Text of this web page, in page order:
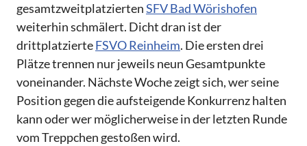
gesamtzweitplatziertenSFV Bad Wörishofen
weiterhin schmälert. Dicht dran ist der
drittplatzierteFSVO Reinheim. Die ersten drei
Plätze trennen nur jeweils neun Gesamtpunkte
voneinander. Nächste Woche zeigt sich, wer seine
Position gegen die aufsteigende Konkurrenz halten
kann oder wer möglicherweise in der letzten Runde
vom Treppchen gestoßen wird.